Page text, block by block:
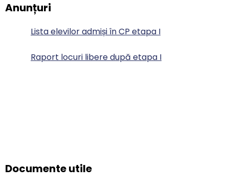
Anunțuri
Lista elevilor admiși în CP etapa I
Raport locuri libere după etapa I
Documente utile